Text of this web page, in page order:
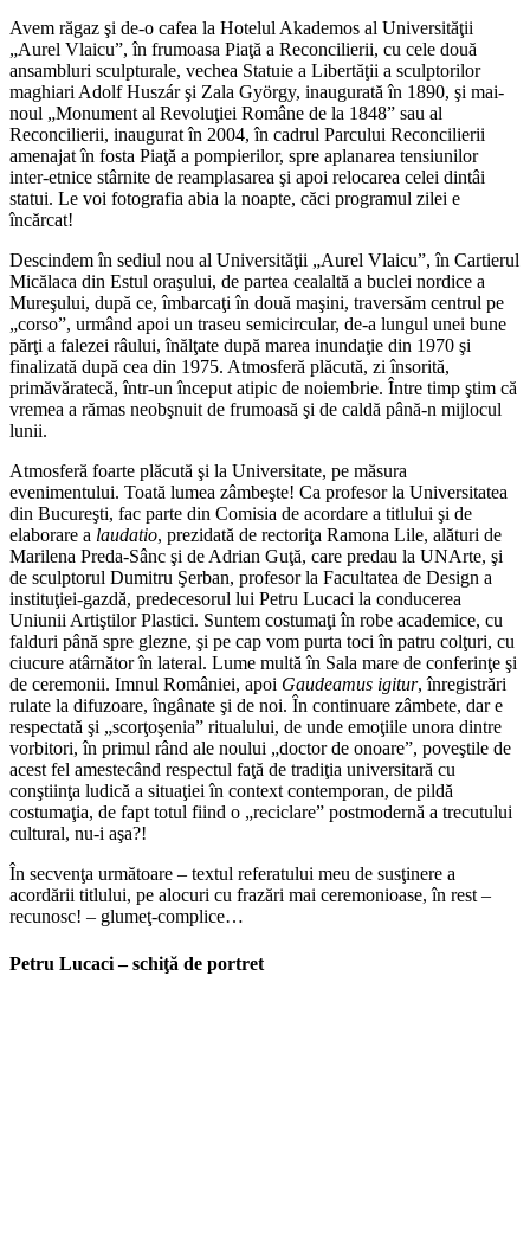
Avem răgaz şi de-o cafea la Hotelul Akademos al Universităţii
„Aurel Vlaicu”, în frumoasa Piaţă a Reconcilierii, cu cele două
ansambluri sculpturale, vechea Statuie a Libertăţii a sculptorilor
maghiari Adolf Huszár şi Zala György, inaugurată în 1890, şi mai-
noul „Monument al Revoluţiei Române de la 1848” sau al
Reconcilierii, inaugurat în 2004, în cadrul Parcului Reconcilierii
amenajat în fosta Piaţă a pompierilor, spre aplanarea tensiunilor
inter-etnice stârnite de reamplasarea şi apoi relocarea celei dintâi
statui. Le voi fotografia abia la noapte, căci programul zilei e
încărcat!
Descindem în sediul nou al Universităţii „Aurel Vlaicu”, în Cartierul
Micălaca din Estul oraşului, de partea cealaltă a buclei nordice a
Mureşului, după ce, îmbarcaţi în două maşini, traversăm centrul pe
„corso”, urmând apoi un traseu semicircular, de-a lungul unei bune
părţi a falezei râului, înălţate după marea inundaţie din 1970 şi
finalizată după cea din 1975. Atmosferă plăcută, zi însorită,
primăvăratecă, într-un început atipic de noiembrie. Între timp ştim că
vremea a rămas neobşnuit de frumoasă şi de caldă până-n mijlocul
lunii.
Atmosferă foarte plăcută şi la Universitate, pe măsura
evenimentului. Toată lumea zâmbeşte! Ca profesor la Universitatea
din Bucureşti, fac parte din Comisia de acordare a titlului şi de
elaborare a laudatio, prezidată de rectoriţa Ramona Lile, alături de
Marilena Preda-Sânc şi de Adrian Guţă, care predau la UNArte, şi
de sculptorul Dumitru Şerban, profesor la Facultatea de Design a
instituţiei-gazdă, predecesorul lui Petru Lucaci la conducerea
Uniunii Artiştilor Plastici. Suntem costumaţi în robe academice, cu
falduri până spre glezne, şi pe cap vom purta toci în patru colţuri, cu
ciucure atârnător în lateral. Lume multă în Sala mare de conferinţe şi
de ceremonii. Imnul României, apoi Gaudeamus igitur, înregistrări
rulate la difuzoare, îngânate şi de noi. În continuare zâmbete, dar e
respectată şi „scorţoşenia” ritualului, de unde emoţiile unora dintre
vorbitori, în primul rând ale noului „doctor de onoare”, poveştile de
acest fel amestecând respectul faţă de tradiţia universitară cu
conştiinţa ludică a situaţiei în context contemporan, de pildă
costumaţia, de fapt totul fiind o „reciclare” postmodernă a trecutului
cultural, nu-i aşa?!
În secvenţa următoare – textul referatului meu de susţinere a
acordării titlului, pe alocuri cu frazări mai ceremonioase, în rest –
recunosc! – glumeţ-complice…
Petru Lucaci – schiţă de portret